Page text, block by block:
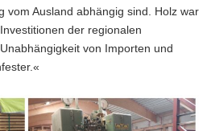
vom Ausland abhängig sind. Holz war
der regionalen
von Importen und